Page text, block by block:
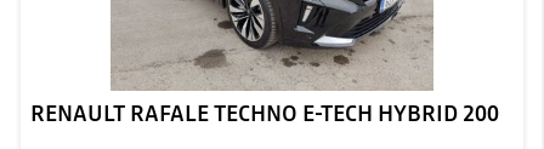
RENAULT RAFALE TECHNO E-TECH HYBRID 200